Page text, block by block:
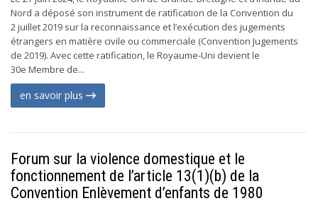
Nord a déposé son instrument de ratification de la Convention du
2 juillet 2019 sur la reconnaissance et l’exécution des jugements
étrangers en matière civile ou commerciale (Convention Jugements
de 2019). Avec cette ratification, le Royaume-Uni devient le
30e Membre de...
en savoir plus
Forum sur la violence domestique et le
fonctionnement de l’article 13(1)(b) de la
Convention Enlèvement d’enfants de 1980